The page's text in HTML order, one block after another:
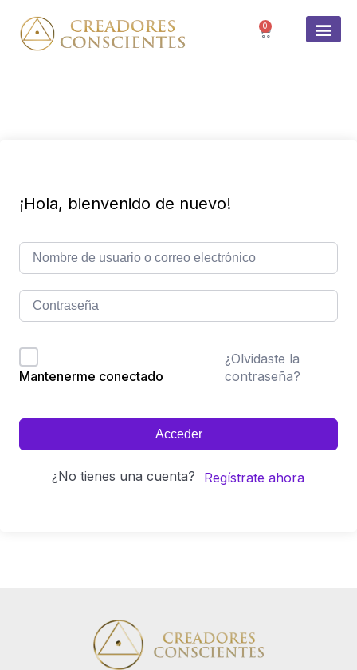
0
¡Hola, bienvenido de nuevo!
Mantenerme conectado
¿Olvidaste la
contraseña?
Acceder
¿No tienes una cuenta? Regístrate ahora